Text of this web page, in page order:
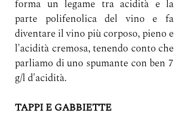
forma un legame tra acidità e la
parte polifenolica del vino e fa
diventare il vino più corposo, pieno e
l'acidità cremosa, tenendo conto che
parliamo di uno spumante con ben 7
g/l d'acidità.
TAPPI E GABBIETTE